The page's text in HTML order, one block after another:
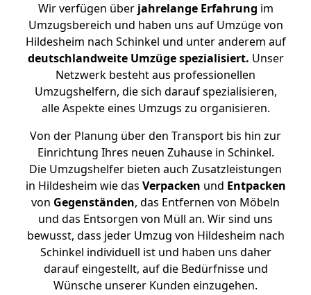
Wir verfügen überjahrelange Erfahrung im
Umzugsbereich und haben uns auf Umzüge von
Hildesheim nach Schinkel und unter anderem auf
deutschlandweite Umzüge spezialisiert. Unser
Netzwerk besteht aus professionellen
Umzugshelfern, die sich darauf spezialisieren,
alle Aspekte eines Umzugs zu organisieren.
Von der Planung über den Transport bis hin zur
Einrichtung Ihres neuen Zuhause in Schinkel.
Die Umzugshelfer bieten auch Zusatzleistungen
in Hildesheim wie das Verpacken und Entpacken
von Gegenständen, das Entfernen von Möbeln
und das Entsorgen von Müll an. Wir sind uns
bewusst, dass jeder Umzug von Hildesheim nach
Schinkel individuell ist und haben uns daher
darauf eingestellt, auf die Bedürfnisse und
Wünsche unserer Kunden einzugehen.